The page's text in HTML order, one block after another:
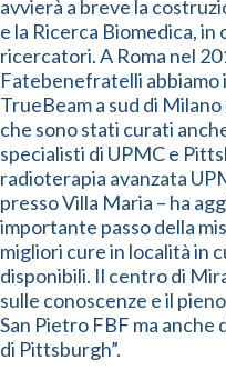
avvierà a breve la
e la Ricerca Biomedica,
ricercatori. A Roma nel
Fatebenefratelli
TrueBeam a sud di
che sono stati curati
specialisti di UPMC e
radioterapia avanzata
presso Villa Maria – ha
importante passo della
migliori cure in località in
disponibili. Il centro di
sulle conoscenze e il
San Pietro FBF ma
di Pittsburgh”.